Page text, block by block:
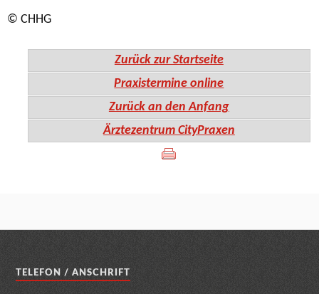
© CHHG
Zurück zur Startseite
Praxistermine online
Zurück an den Anfang
Ärztezentrum CityPraxen
TELEFON / ANSCHRIFT